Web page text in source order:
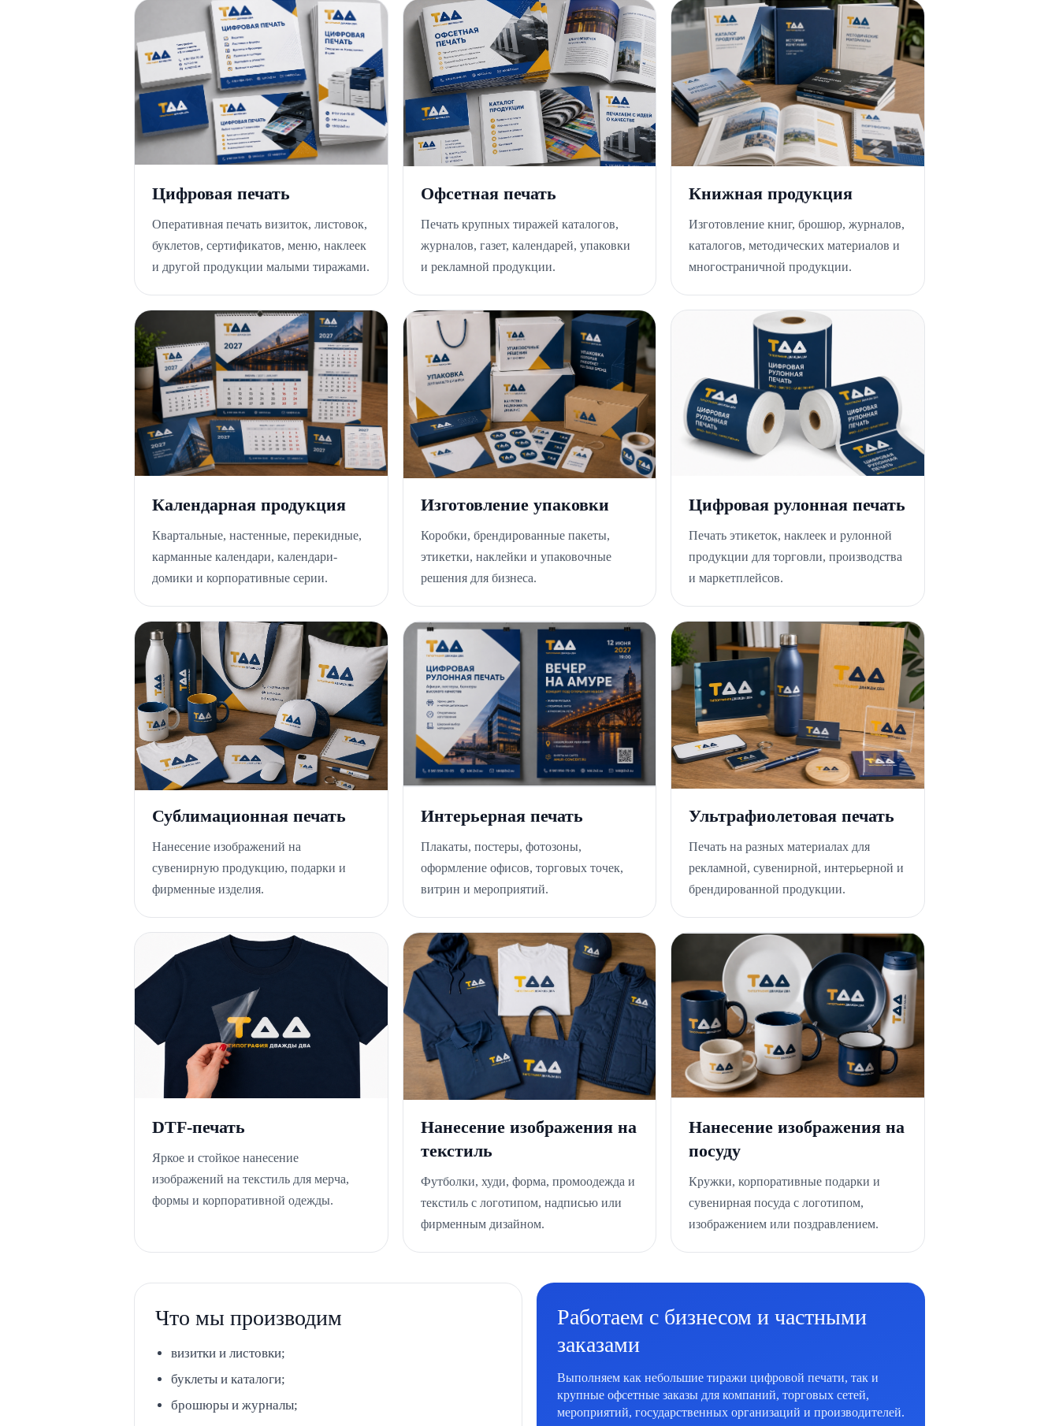
Цифровая печать
Оперативная печать визиток, листовок,
буклетов, сертификатов, меню, наклеек
и другой продукции малыми тиражами.
Офсетная печать
Печать крупных тиражей каталогов,
журналов, газет, календарей, упаковки
и рекламной продукции.
Книжная продукция
Изготовление книг, брошюр, журналов,
каталогов, методических материалов и
многостраничной продукции.
Календарная продукция
Квартальные, настенные, перекидные,
карманные календари, календари-
домики и корпоративные серии.
Изготовление упаковки
Коробки, брендированные пакеты,
этикетки, наклейки и упаковочные
решения для бизнеса.
Цифровая рулонная печать
Печать этикеток, наклеек и рулонной
продукции для торговли, производства
и маркетплейсов.
Сублимационная печать
Нанесение изображений на
сувенирную продукцию, подарки и
фирменные изделия.
Интерьерная печать
Плакаты, постеры, фотозоны,
оформление офисов, торговых точек,
витрин и мероприятий.
Ультрафиолетовая печать
Печать на разных материалах для
рекламной, сувенирной, интерьерной и
брендированной продукции.
DTF-печать
Яркое и стойкое нанесение
изображений на текстиль для мерча,
формы и корпоративной одежды.
Нанесение изображения на
текстиль
Футболки, худи, форма, промоодежда и
текстиль с логотипом, надписью или
фирменным дизайном.
Нанесение изображения на
посуду
Кружки, корпоративные подарки и
сувенирная посуда с логотипом,
изображением или поздравлением.
Что мы производим
визитки и листовки;
буклеты и каталоги;
брошюры и журналы;
Работаем с бизнесом и частными
заказами
Выполняем как небольшие тиражи цифровой печати, так и
крупные офсетные заказы для компаний, торговых сетей,
мероприятий, государственных организаций и производителей.